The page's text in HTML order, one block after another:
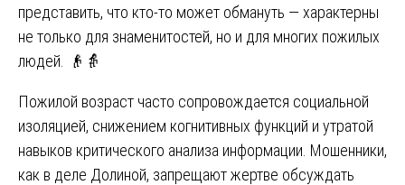
представить, что кто-то может обмануть — характерны
не только для знаменитостей, но и для многих пожилых
людей. 👴👵
Пожилой возраст часто сопровождается социальной
изоляцией, снижением когнитивных функций и утратой
навыков критического анализа информации. Мошенники,
как в деле Долиной, запрещают жертве обсуждать